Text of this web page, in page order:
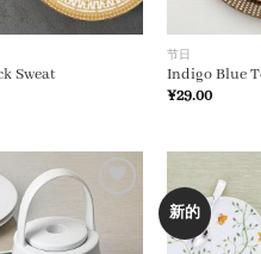
Sweat
节日
Indigo Blue
¥29.00
新的